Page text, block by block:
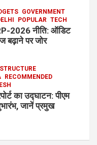
GOVERNMENT
POPULAR TECH
2026 नीति: ऑडिट
बढ़ाने पर जोर
RECOMMENDED
का उद्घाटन: पीएम
जानें प्रमुख